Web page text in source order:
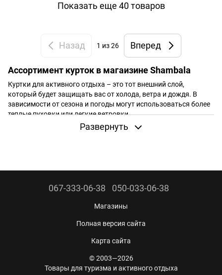
Показать еще 40 товаров
Назад 1 из 26 Вперед
Ассортимент курток в магаизине Shambala
Куртки для активного отдыха – это тот внешний слой,
который будет защищать вас от холода, ветра и дождя. В
зависимости от сезона и погоды могут использоваться более
теплые пуховки или легкие ветровки.
Туристические куртки имеют ряд отличий от обычных
она не будет сковывать ваших движений.
Технологичностьвключает использование мембранных
наполнителя, чтобы он «не боялся» влаги, возможность
outdoor-продукции ежегодно внедряют новые технологии в
выборе модели для гор или сложного похода. Она должна
быть достаточно прочной, чтобы не протереться под
Развернуть
067-333-06-38 050-033-06-38
Магазины
Полная версия сайта
Карта сайта
© 2003—2026
Товары для туризма и активного отдыха